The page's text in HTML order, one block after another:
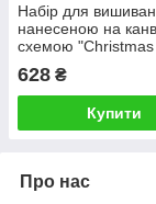
Набір для
нанесеною на
схемою "Christmas
snowman
printed, 35*40см
628 ₴
Купити
Про нас